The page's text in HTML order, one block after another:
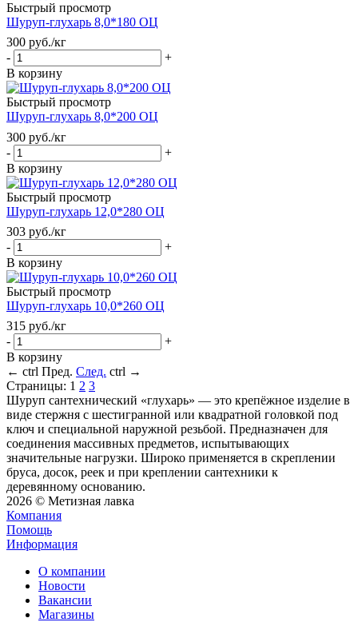
Быстрый просмотр
Шуруп-глухарь 8,0*180 ОЦ
300 руб./кг
-
+
В корзину
Быстрый просмотр
Шуруп-глухарь 8,0*200 ОЦ
300 руб./кг
-
+
В корзину
Быстрый просмотр
Шуруп-глухарь 12,0*280 ОЦ
303 руб./кг
-
+
В корзину
Быстрый просмотр
Шуруп-глухарь 10,0*260 ОЦ
315 руб./кг
-
+
В корзину
← ctrl Пред. След. ctrl →
Страницы: 1 2 3
Шуруп сантехнический «глухарь» — это крепёжное изделие в
виде стержня с шестигранной или квадратной головкой под
ключ и специальной наружной резьбой. Предназначен для
соединения массивных предметов, испытывающих
значительные нагрузки. Широко применяется в скреплении
бруса, досок, реек и при креплении сантехники к
деревянному основанию.
2026 © Метизная лавка
Компания
Помощь
Информация
О компании
Новости
Вакансии
Магазины